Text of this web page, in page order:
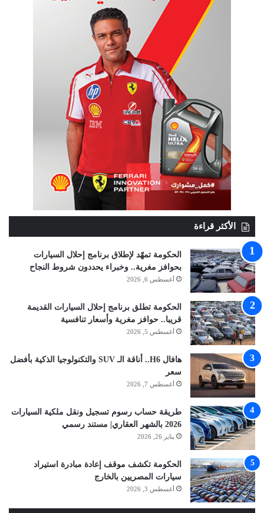
الأكثر قراءة
الحكومة تمهّد لإطلاق برنامج إحلال السيارات
بحوافز مغرية.. وخبراء يحددون شروط النجاح
أغسطس 6, 2026
الحكومة تطلق برنامج إحلال السيارات القديمة
قريبا.. حوافز مغرية وأسعار تنافسية
أغسطس 5, 2026
هافال H6.. أناقة الـ SUV والتكنولوجيا الذكية بأفضل
سعر
أغسطس 7, 2026
طريقة حساب رسوم تسجيل ونقل ملكية السيارات
2026 بالشهر العقاري| مستند رسمي
يناير 26, 2026
الحكومة تكشف موقف إعادة مبادرة استيراد
سيارات المصريين بالخارج
أغسطس 3, 2026